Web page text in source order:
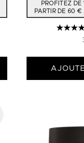
PROFITEZ
PARTIR DE 60 €